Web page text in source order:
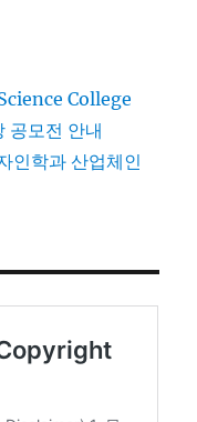
College
공모전 안내
인학과 산업체인